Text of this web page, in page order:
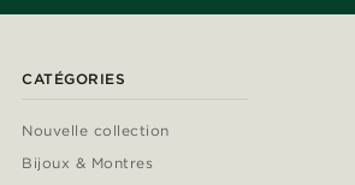
CATÉGORIES
Nouvelle collection
Bijoux & Montres